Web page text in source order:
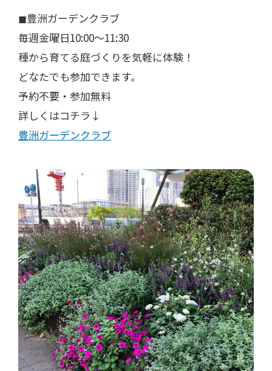
◼︎豊洲ガーデンクラブ
毎週金曜日10:00〜11:30
種から育てる庭づくりを気軽に体験！
どなたでも参加できます。
予約不要・参加無料
詳しくはコチラ↓
豊洲ガーデンクラブ